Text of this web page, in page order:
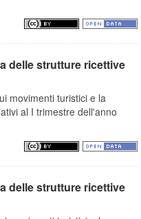
delle strutture ricettive
movimenti turistici e la
al I trimestre dell'anno
delle strutture ricettive